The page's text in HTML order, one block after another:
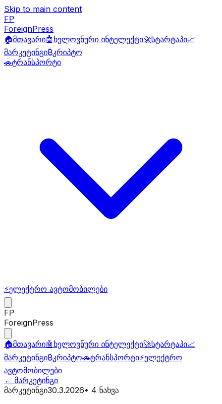
Skip to main content
FP
ForeignPress
🏠მთავარი🤖 ხელოვნური ინტელექტი🚀სტარტაპი📈
მარკეტინგი₿კრიპტო
🚗ტრანსპორტი
⚡ელექტრო ავტომობილები
FP
ForeignPress
🏠მთავარი🤖 ხელოვნური ინტელექტი🚀სტარტაპი📈
მარკეტინგი₿კრიპტო🚗ტრანსპორტი⚡ელექტრო
ავტომობილები
← მარკეტინგი
მარკეტინგი30.3.2026• 4 ნახვა